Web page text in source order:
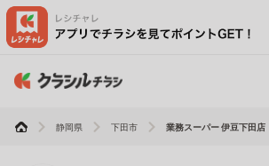
静岡県 下田市 業務スーパー 伊豆下田店